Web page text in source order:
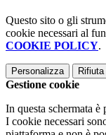
Questo sito o gli
cookie necessari al
COOKIE POLICY.
Personalizza
Gestione cookie
In questa schermata
I cookie necessari